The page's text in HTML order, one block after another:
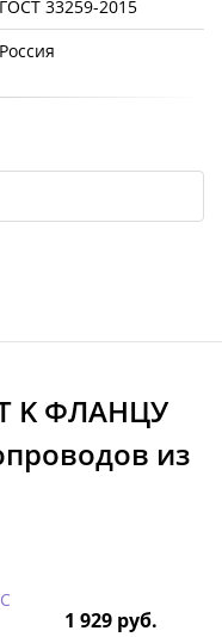
ГОСТ 33259-2015
Россия
K ФЛАНЦУ
из
1 929 руб.